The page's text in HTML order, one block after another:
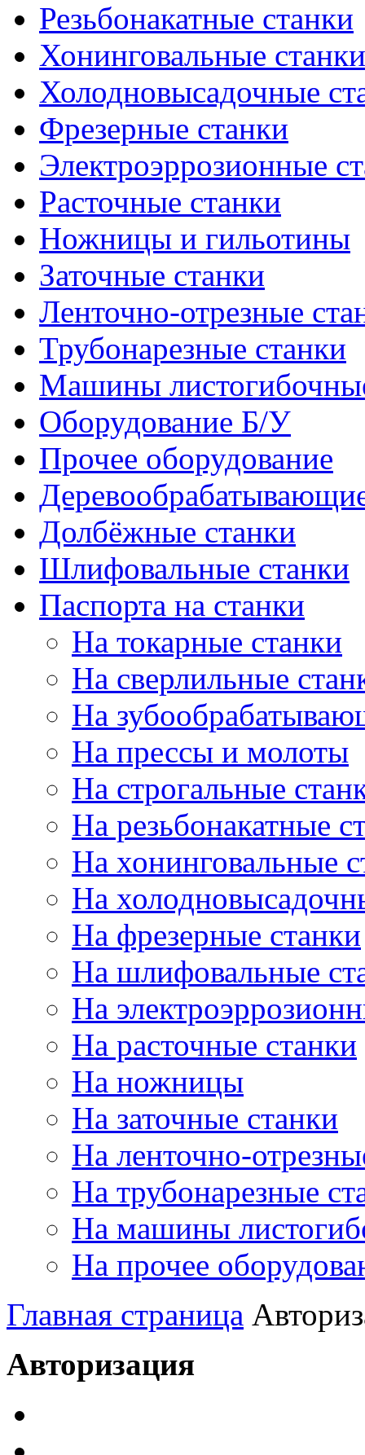
Резьбонакатные станки
Хонинговальные станки
Холодновысадочные
Фрезерные станки
Электроэррозионные
Расточные станки
Ножницы и гильотины
Заточные станки
Ленточно-отрезные
Трубонарезные станки
Машины
Оборудование Б/У
Прочее оборудование
Долбёжные станки
Шлифовальные станки
Паспорта на станки
На токарные станки
На сверлильные
На
На прессы и молоты
На строгальные
На резьбонакатные
На хонинговальные
На
На фрезерные станки
На шлифовальные
На
На расточные станки
На ножницы
На заточные станки
На ленточно-
На трубонарезные
На машины
На прочее
Главная страница
Авторизация